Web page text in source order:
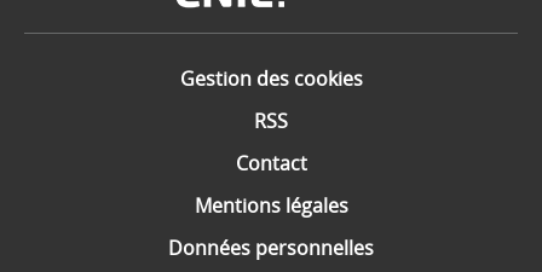
Gestion des cookies
RSS
Contact
Mentions légales
Données personnelles